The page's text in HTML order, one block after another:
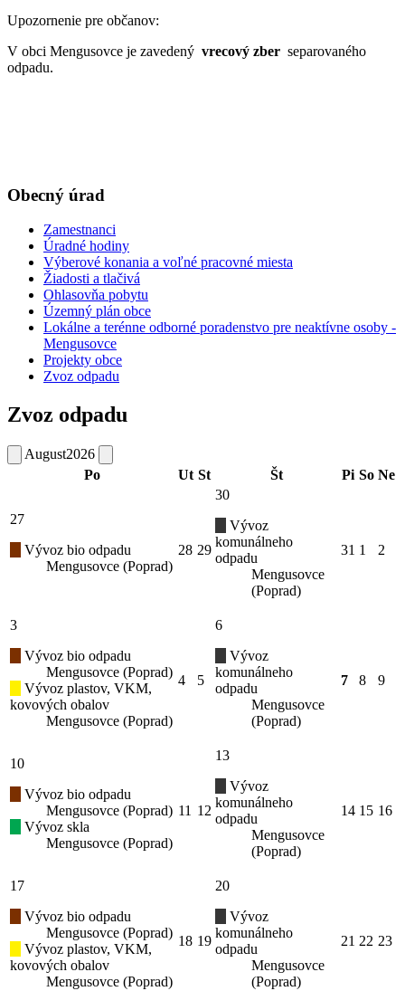
Upozornenie pre občanov:
V obci Mengusovce je zavedený vrecový zber separovaného
odpadu.
Obecný úrad
Zamestnanci
Úradné hodiny
Výberové konania a voľné pracovné miesta
Žiadosti a tlačivá
Ohlasovňa pobytu
Územný plán obce
Lokálne a terénne odborné poradenstvo pre neaktívne osoby -
Mengusovce
Projekty obce
Zvoz odpadu
Zvoz odpadu
August2026
Po
Ut St Št Pi So Ne
27
Vývoz bio odpadu
Mengusovce (Poprad)
28 29
30
Vývoz
komunálneho
odpadu
Mengusovce
(Poprad)
31 1 2
3
Vývoz bio odpadu
Mengusovce (Poprad)
Vývoz plastov, VKM,
kovových obalov
Mengusovce (Poprad)
4 5
6
Vývoz
komunálneho
odpadu
Mengusovce
(Poprad)
7 8 9
10
Vývoz bio odpadu
Mengusovce (Poprad)
Vývoz skla
Mengusovce (Poprad)
11 12
13
Vývoz
komunálneho
odpadu
Mengusovce
(Poprad)
14 15 16
17
Vývoz bio odpadu
Mengusovce (Poprad)
Vývoz plastov, VKM,
kovových obalov
Mengusovce (Poprad)
18 19
20
Vývoz
komunálneho
odpadu
Mengusovce
(Poprad)
21 22 23